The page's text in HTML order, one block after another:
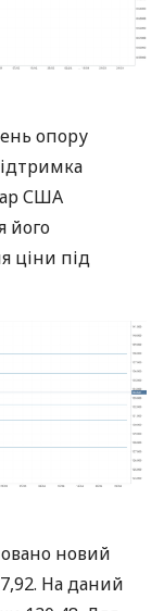
опору
США
його
ціни під
новий
На даний